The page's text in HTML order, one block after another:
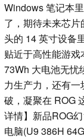
Windows 笔记本
了，期待未来芯
头的 14 英寸设备
贴近于高性能游
73Wh 大电池无忧
力生产力，还有
破，凝聚在 ROG
详情】新品ROG
电脑(U9 386H